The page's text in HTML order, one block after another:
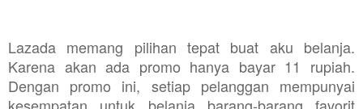
Lazada memang pilihan tepat buat aku belanja.
Karena akan ada promo hanya bayar 11 rupiah.
Dengan promo ini, setiap pelanggan mempunyai
kesempatan untuk belanja barang-barang favorit